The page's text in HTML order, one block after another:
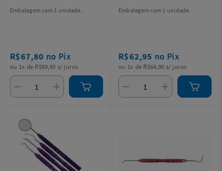
Embalagem com 1 unidade.
R$67,80 no Pix
ou 1x de R$69,90 s/ juros
Embalagem com 1 unidade.
R$62,95 no Pix
ou 1x de R$64,90 s/ juros